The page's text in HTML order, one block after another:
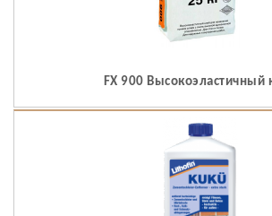
FX 900 Высокоэластичный